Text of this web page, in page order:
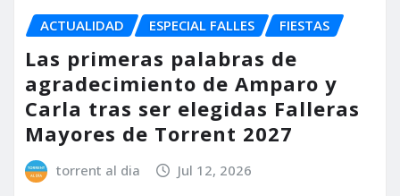
ACTUALIDAD ESPECIAL FALLES FIESTAS
Las primeras palabras de
agradecimiento de Amparo y
Carla tras ser elegidas Falleras
Mayores de Torrent 2027
torrent al dia Jul 12, 2026